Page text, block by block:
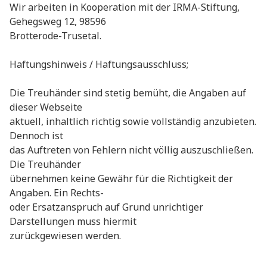
Wir arbeiten in Kooperation mit der IRMA-Stiftung,
Gehegsweg 12, 98596
Brotterode-Trusetal.
Haftungshinweis / Haftungsausschluss;
Die Treuhänder sind stetig bemüht, die Angaben auf
dieser Webseite
aktuell, inhaltlich richtig sowie vollständig anzubieten.
Dennoch ist
das Auftreten von Fehlern nicht völlig auszuschließen.
Die Treuhänder
übernehmen keine Gewähr für die Richtigkeit der
Angaben. Ein Rechts-
oder Ersatzanspruch auf Grund unrichtiger
Darstellungen muss hiermit
zurückgewiesen werden.